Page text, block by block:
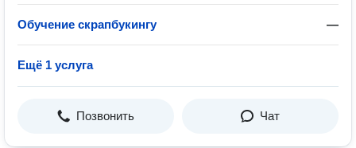
Обучение скрапбукингу —
Ещё 1 услуга
Позвонить Чат